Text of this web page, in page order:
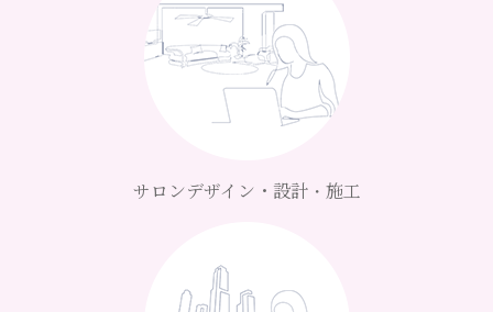
サロンデザイン・設計・施工